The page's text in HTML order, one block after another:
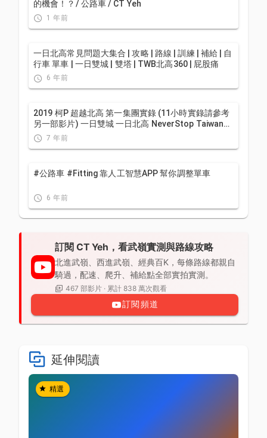
的機會！？/ 公路車 / CT Yeh
1 年前
一日北高常見問題大集合 | 攻略 | 路線 | 訓練 | 補給 | 自
行車 單車 | 一日雙城 | 雙塔 | TWB北高360 | 屁股痛
6 年前
2019 柯P 超越北高 第一集團實錄 (11小時實錄請參考
另一部影片) 一日雙城 一日北高 NeverStop Taiwan
Long Distance Cycling Challenge
7 年前
#公路車 #Fitting 靠人工智慧APP 幫你調整單車
6 年前
訂閱 CT Yeh，看武嶺實測與路線攻略
北進武嶺、西進武嶺、經典百K，每條路線都親自
騎過，配速、爬升、補給點全部實拍實測。
467 部影片 · 累計 838 萬次觀看
訂閱頻道
延伸閱讀
精選